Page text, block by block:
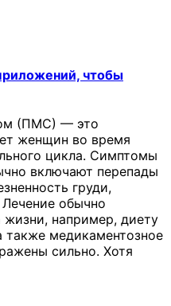
чтобы
(ПМС) — это
женщин во время
цикла. Симптомы
включают перепады
груди,
обычно
жизни, например, диету
также медикаментозное
сильно. Хотя